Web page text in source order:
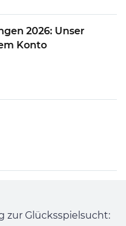
2026: Unser
Konto
zur Glücksspielsucht: